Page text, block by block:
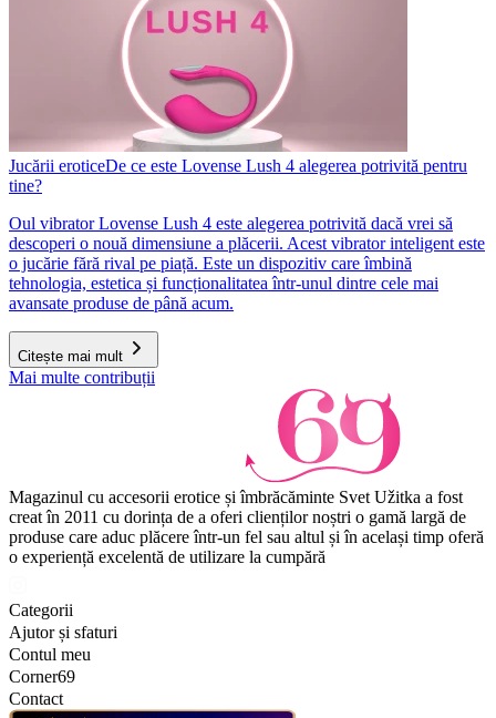
Jucării eroticeDe ce este Lovense Lush 4 alegerea potrivită pentru
tine?
Oul vibrator Lovense Lush 4 este alegerea potrivită dacă vrei să
descoperi o nouă dimensiune a plăcerii. Acest vibrator inteligent este
o jucărie fără rival pe piață. Este un dispozitiv care îmbină
tehnologia, estetica și funcționalitatea într-unul dintre cele mai
avansate produse de până acum.
Citește mai mult
Mai multe contribuții
Magazinul cu accesorii erotice și îmbrăcăminte Svet Užitka a fost
creat în 2011 cu dorința de a oferi clienților noștri o gamă largă de
produse care aduc plăcere într-un fel sau altul și în același timp oferă
o experiență excelentă de utilizare la cumpără
Categorii
Ajutor și sfaturi
Contul meu
Corner69
Contact